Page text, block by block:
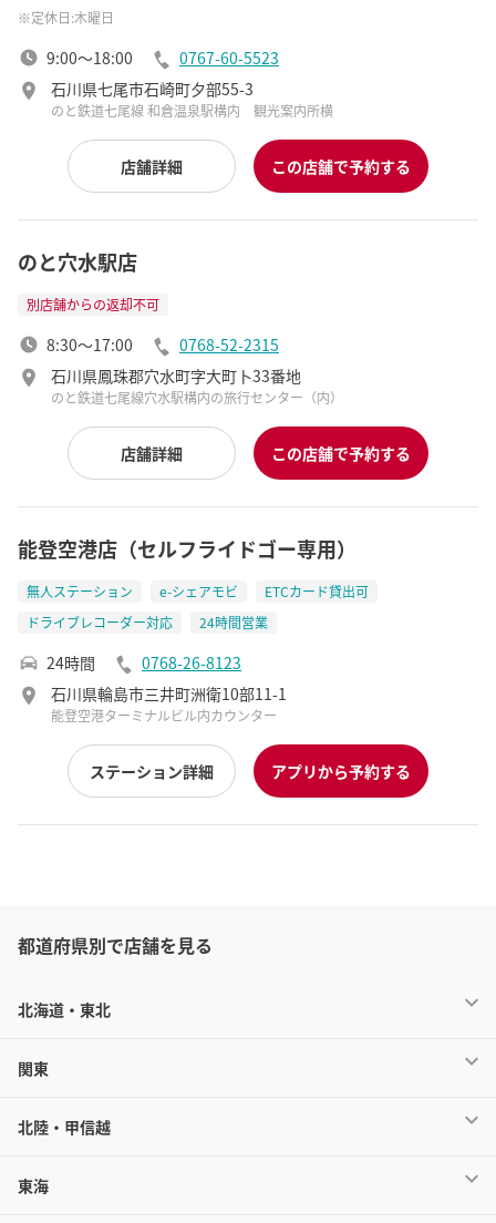
定休日:木曜日
9:00～18:00
0767-60-5523
石川県七尾市石崎町夕部55-3
のと鉄道七尾線 和倉温泉駅構内 観光案内所横
店舗詳細 この店舗で予約する
のと穴水駅店
別店舗からの返却不可
8:30～17:00
0768-52-2315
石川県鳳珠郡穴水町字大町卜33番地
のと鉄道七尾線穴水駅構内の旅行センター（内）
店舗詳細 この店舗で予約する
能登空港店（セルフライドゴー専用）
無人ステーション e-シェアモビ
ETCカード貸出可
ドライブレコーダー対応
24時間営業
24時間
0768-26-8123
石川県輪島市三井町洲衛10部11-1
能登空港ターミナルビル内カウンター
ステーション詳細 アプリから予約する
都道府県別で店舗を見る
北海道・東北
関東
北陸・甲信越
東海